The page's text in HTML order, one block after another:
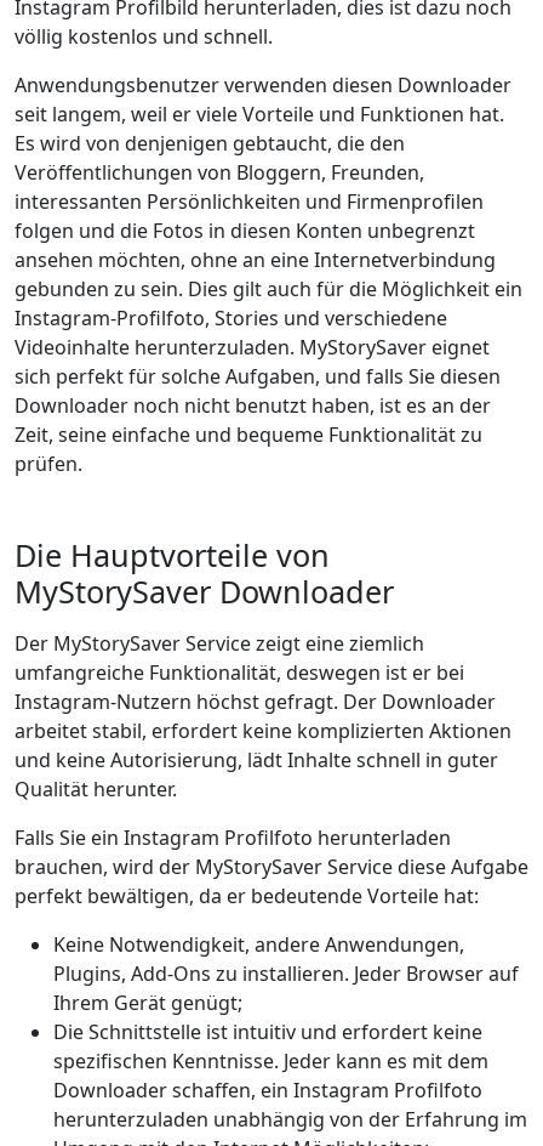
Instagram Profilbild herunterladen, dies ist dazu noch
völlig kostenlos und schnell.
Anwendungsbenutzer verwenden diesen Downloader
seit langem, weil er viele Vorteile und Funktionen hat.
Es wird von denjenigen gebtaucht, die den
Veröffentlichungen von Bloggern, Freunden,
interessanten Persönlichkeiten und Firmenprofilen
folgen und die Fotos in diesen Konten unbegrenzt
ansehen möchten, ohne an eine Internetverbindung
gebunden zu sein. Dies gilt auch für die Möglichkeit ein
Instagram-Profilfoto, Stories und verschiedene
Videoinhalte herunterzuladen. MyStorySaver eignet
sich perfekt für solche Aufgaben, und falls Sie diesen
Downloader noch nicht benutzt haben, ist es an der
Zeit, seine einfache und bequeme Funktionalität zu
prüfen.
Die Hauptvorteile von
MyStorySaver Downloader
Der MyStorySaver Service zeigt eine ziemlich
umfangreiche Funktionalität, deswegen ist er bei
Instagram-Nutzern höchst gefragt. Der Downloader
arbeitet stabil, erfordert keine komplizierten Aktionen
und keine Autorisierung, lädt Inhalte schnell in guter
Qualität herunter.
Falls Sie ein Instagram Profilfoto herunterladen
brauchen, wird der MyStorySaver Service diese Aufgabe
perfekt bewältigen, da er bedeutende Vorteile hat:
Keine Notwendigkeit, andere Anwendungen,
Plugins, Add-Ons zu installieren. Jeder Browser auf
Ihrem Gerät genügt;
Die Schnittstelle ist intuitiv und erfordert keine
spezifischen Kenntnisse. Jeder kann es mit dem
Downloader schaffen, ein Instagram Profilfoto
herunterzuladen unabhängig von der Erfahrung im